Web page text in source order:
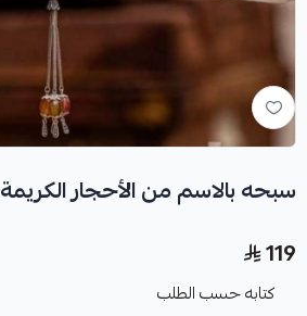
سبحه بالاسم من الأحجار الكريمة
119
كتابه حسب الطلب